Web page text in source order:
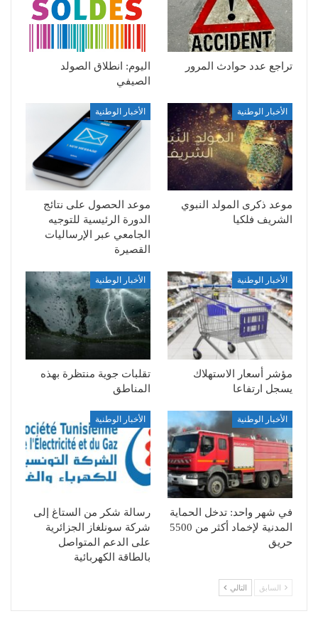
تراجع عدد حوادث المرور
اليوم: انطلاق الصولد
الصيفي
الأخبار الوطنية
موعد ذكرى المولد النبوي
الشريف فلكيا
الأخبار الوطنية
موعد الحصول على نتائج
الدورة الرئيسية للتوجيه
الجامعي عبر الإرساليات
القصيرة
الأخبار الوطنية
مؤشر أسعار الاستهلاك
يسجل ارتفاعا
الأخبار الوطنية
تقلبات جوية منتظرة بهذه
المناطق
الأخبار الوطنية
في شهر واحد: تدخل الحماية
المدنية لإخماد أكثر من 5500
حريق
الأخبار الوطنية
رسالة شكر من الستاغ إلى
شركة سونلغاز الجزائرية
على الدعم المتواصل
بالطاقة الكهربائية
السابق التالي